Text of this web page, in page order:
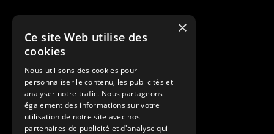
Cash Back
Pour les fratries
Facebook Supernova
Instagram Supernova
Colonie de vacances SUPERNOVA
×
Ce site Web utilise des
cookies
Nous utilisons des cookies pour
personnaliser le contenu, les publicités et
analyser notre trafic. Nous partageons
également des informations sur votre
utilisation de notre site avec nos
partenaires de publicité et d'analyse qui